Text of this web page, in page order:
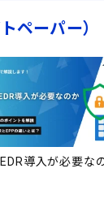
ペーパー）
導入が必要な